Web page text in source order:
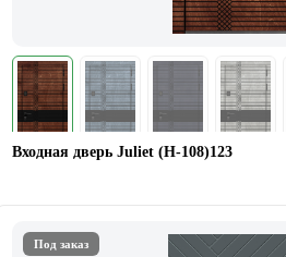
Входная дверь Juliet (Н-108)123
Под заказ